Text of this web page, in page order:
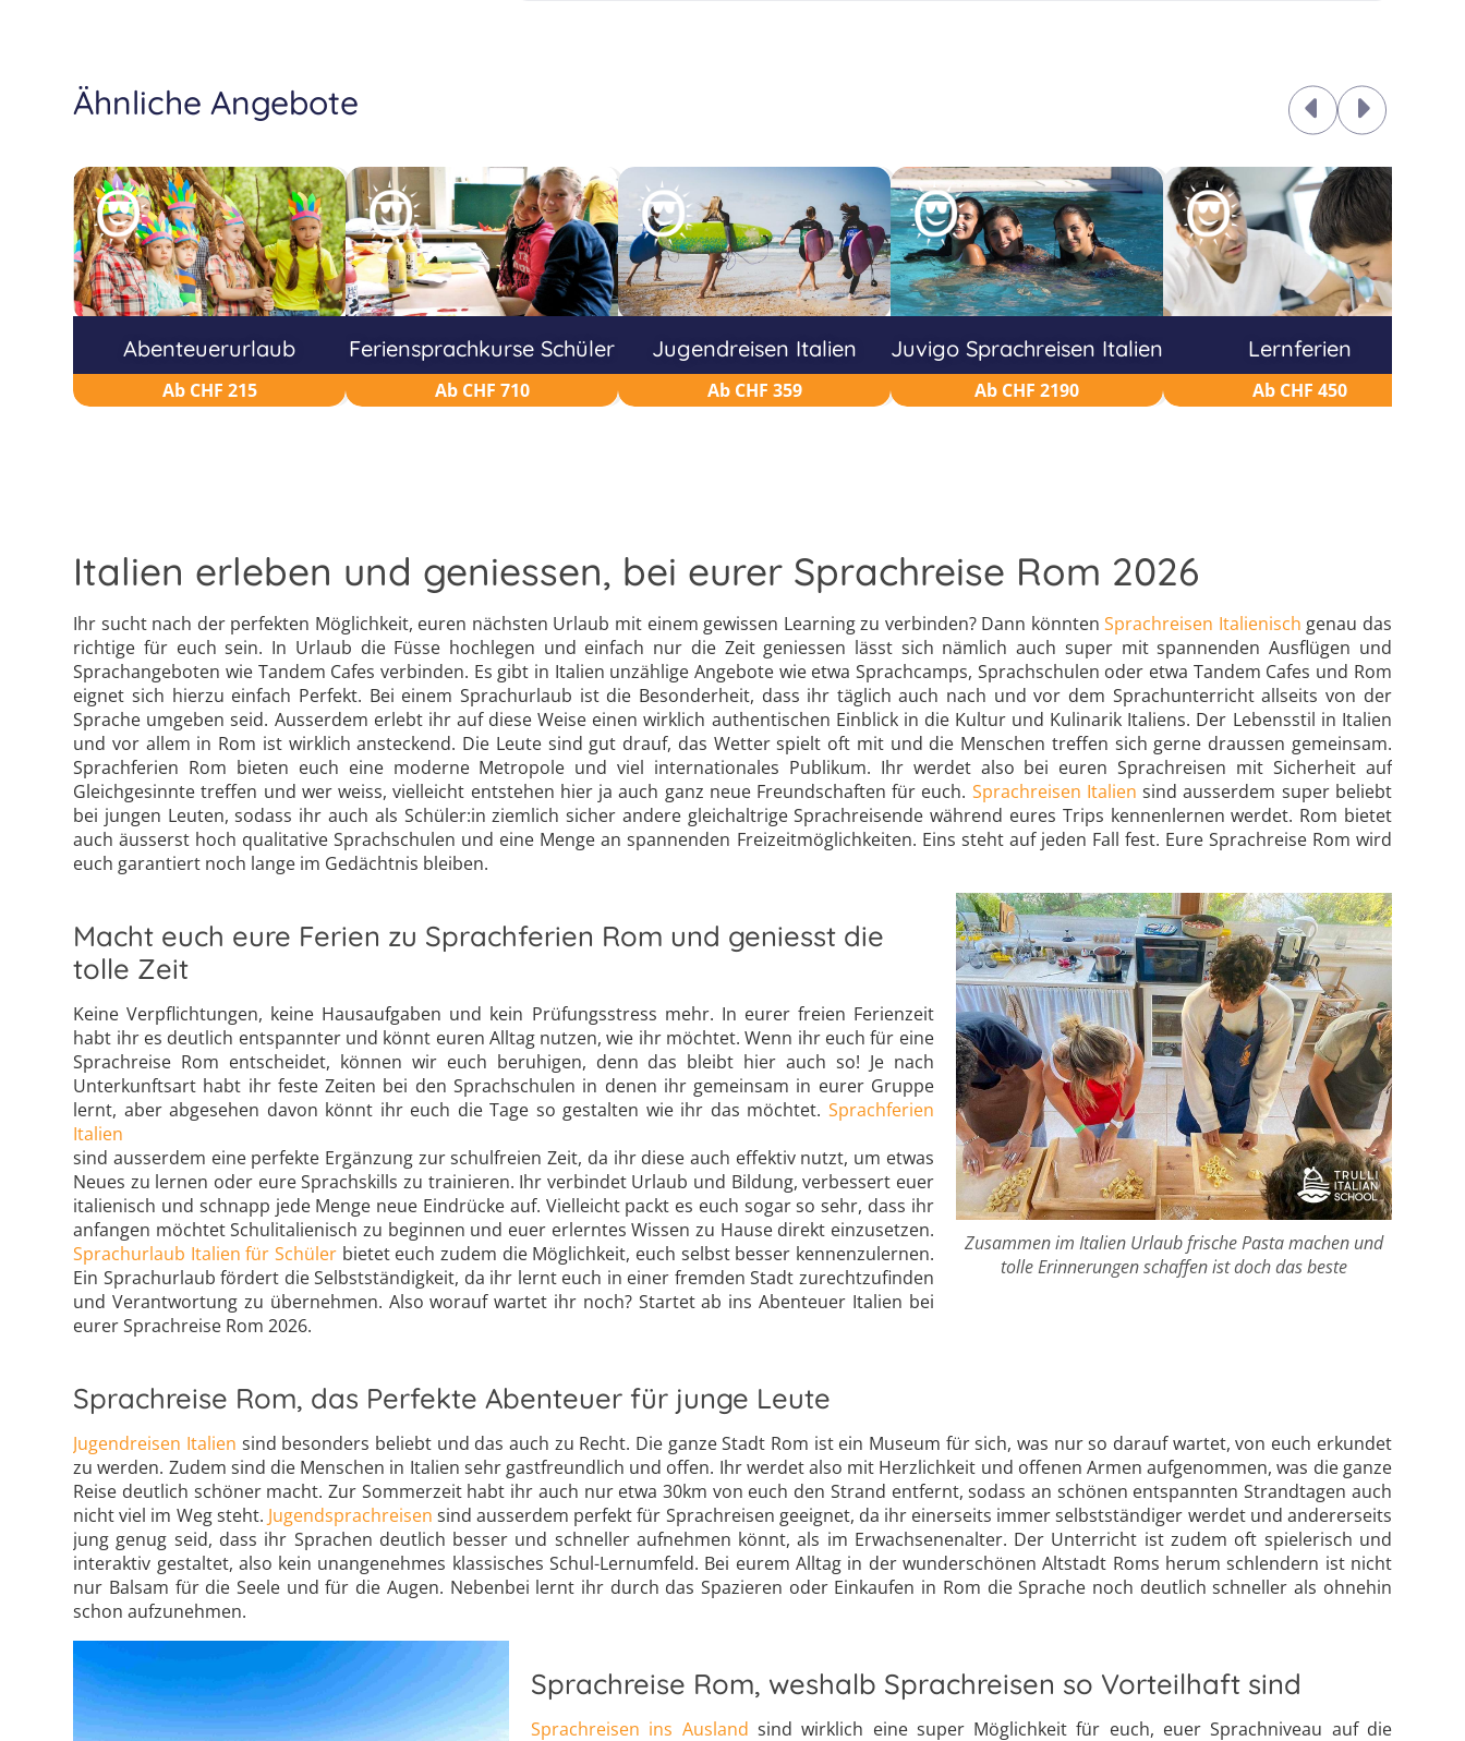
Ähnliche Angebote
Abenteuerurlaub
Ab CHF 215
Feriensprachkurse Schüler
Ab CHF 710
Jugendreisen Italien
Ab CHF 359
Juvigo Sprachreisen Italien
Ab CHF 2190
Lernferien
Ab CHF 450
Italien erleben und geniessen, bei eurer Sprachreise Rom 2026
Ihr sucht nach der perfekten Möglichkeit, euren nächsten Urlaub mit einem gewissen Learning zu verbinden? Dann könntenSprachreisen Italienisch genau das
richtige für euch sein. In Urlaub die Füsse hochlegen und einfach nur die Zeit geniessen lässt sich nämlich auch super mit spannenden Ausflügen und
Sprachangeboten wie Tandem Cafes verbinden. Es gibt in Italien unzählige Angebote wie etwa Sprachcamps, Sprachschulen oder etwa Tandem Cafes und Rom
eignet sich hierzu einfach Perfekt. Bei einem Sprachurlaub ist die Besonderheit, dass ihr täglich auch nach und vor dem Sprachunterricht allseits von der
Sprache umgeben seid. Ausserdem erlebt ihr auf diese Weise einen wirklich authentischen Einblick in die Kultur und Kulinarik Italiens. Der Lebensstil in Italien
und vor allem in Rom ist wirklich ansteckend. Die Leute sind gut drauf, das Wetter spielt oft mit und die Menschen treffen sich gerne draussen gemeinsam.
Sprachferien Rom bieten euch eine moderne Metropole und viel internationales Publikum. Ihr werdet also bei euren Sprachreisen mit Sicherheit auf
Gleichgesinnte treffen und wer weiss, vielleicht entstehen hier ja auch ganz neue Freundschaften für euch. Sprachreisen Italien sind ausserdem super beliebt
bei jungen Leuten, sodass ihr auch als Schüler:in ziemlich sicher andere gleichaltrige Sprachreisende während eures Trips kennenlernen werdet. Rom bietet
auch äusserst hoch qualitative Sprachschulen und eine Menge an spannenden Freizeitmöglichkeiten. Eins steht auf jeden Fall fest. Eure Sprachreise Rom wird
euch garantiert noch lange im Gedächtnis bleiben.
Zusammen im Italien Urlaub frische Pasta machen und
tolle Erinnerungen schaffen ist doch das beste
Macht euch eure Ferien zu Sprachferien Rom und geniesst die
tolle Zeit
Keine Verpflichtungen, keine Hausaufgaben und kein Prüfungsstress mehr. In eurer freien Ferienzeit
habt ihr es deutlich entspannter und könnt euren Alltag nutzen, wie ihr möchtet. Wenn ihr euch für eine
Sprachreise Rom entscheidet, können wir euch beruhigen, denn das bleibt hier auch so! Je nach
Unterkunftsart habt ihr feste Zeiten bei den Sprachschulen in denen ihr gemeinsam in eurer Gruppe
lernt, aber abgesehen davon könnt ihr euch die Tage so gestalten wie ihr das möchtet. Sprachferien
Italien
sind ausserdem eine perfekte Ergänzung zur schulfreien Zeit, da ihr diese auch effektiv nutzt, um etwas
Neues zu lernen oder eure Sprachskills zu trainieren. Ihr verbindet Urlaub und Bildung, verbessert euer
italienisch und schnapp jede Menge neue Eindrücke auf. Vielleicht packt es euch sogar so sehr, dass ihr
anfangen möchtet Schulitalienisch zu beginnen und euer erlerntes Wissen zu Hause direkt einzusetzen.
Sprachurlaub Italien für Schüler bietet euch zudem die Möglichkeit, euch selbst besser kennenzulernen.
Ein Sprachurlaub fördert die Selbstständigkeit, da ihr lernt euch in einer fremden Stadt zurechtzufinden
und Verantwortung zu übernehmen. Also worauf wartet ihr noch? Startet ab ins Abenteuer Italien bei
eurer Sprachreise Rom 2026.
Sprachreise Rom, das Perfekte Abenteuer für junge Leute
Jugendreisen Italien sind besonders beliebt und das auch zu Recht. Die ganze Stadt Rom ist ein Museum für sich, was nur so darauf wartet, von euch erkundet
zu werden. Zudem sind die Menschen in Italien sehr gastfreundlich und offen. Ihr werdet also mit Herzlichkeit und offenen Armen aufgenommen, was die ganze
Reise deutlich schöner macht. Zur Sommerzeit habt ihr auch nur etwa 30km von euch den Strand entfernt, sodass an schönen entspannten Strandtagen auch
nicht viel im Weg steht. Jugendsprachreisen sind ausserdem perfekt für Sprachreisen geeignet, da ihr einerseits immer selbstständiger werdet und andererseits
jung genug seid, dass ihr Sprachen deutlich besser und schneller aufnehmen könnt, als im Erwachsenenalter. Der Unterricht ist zudem oft spielerisch und
interaktiv gestaltet, also kein unangenehmes klassisches Schul-Lernumfeld. Bei eurem Alltag in der wunderschönen Altstadt Roms herum schlendern ist nicht
nur Balsam für die Seele und für die Augen. Nebenbei lernt ihr durch das Spazieren oder Einkaufen in Rom die Sprache noch deutlich schneller als ohnehin
schon aufzunehmen.
Sprachreise Rom, weshalb Sprachreisen so Vorteilhaft sind
Sprachreisen ins Ausland sind wirklich eine super Möglichkeit für euch, euer Sprachniveau auf die